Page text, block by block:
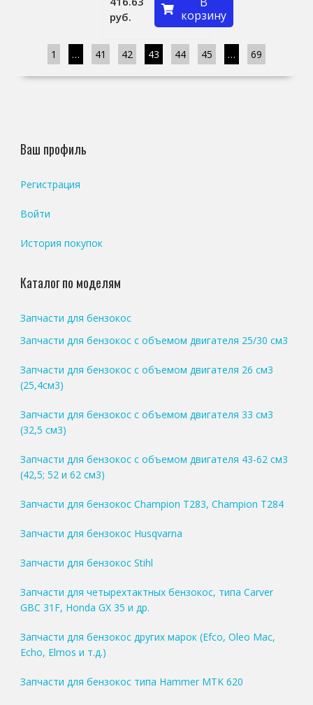
руб.
корзину
1 … 41 42 43 44 45 … 69
Ваш профиль
Регистрация
Войти
История покупок
Каталог по моделям
Запчасти для бензокос
Запчасти для бензокос с объемом двигателя 25/30 см3
Запчасти для бензокос с объемом двигателя 26 см3
(25,4см3)
Запчасти для бензокос с объемом двигателя 33 см3
(32,5 см3)
Запчасти для бензокос с объемом двигателя 43-62 см3
(42,5; 52 и 62 см3)
Запчасти для бензокос Champion T283, Champion T284
Запчасти для бензокос Husqvarna
Запчасти для бензокос Stihl
Запчасти для четырехтактных бензокос, типа Carver
GBC 31F, Honda GX 35 и др.
Запчасти для бензокос других марок (Efco, Oleo Mac,
Echo, Elmos и т.д.)
Запчасти для бензокос типа Hammer MTK 620